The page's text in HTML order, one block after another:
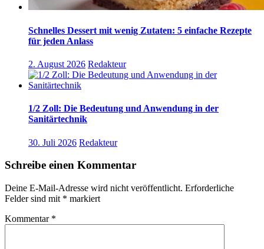
Schnelles Dessert mit wenig Zutaten: 5 einfache Rezepte
für jeden Anlass
2. August 2026 Redakteur
1/2 Zoll: Die Bedeutung und Anwendung in der
Sanitärtechnik
30. Juli 2026 Redakteur
Schreibe einen Kommentar
Deine E-Mail-Adresse wird nicht veröffentlicht. Erforderliche
Felder sind mit * markiert
Kommentar *